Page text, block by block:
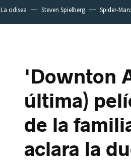
La odisea Steven Spielberg Spider-
'Downton
última)
de la
aclara la